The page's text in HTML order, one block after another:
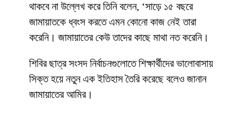
থাকবে না উল্লেখ করে তিনি বলেন, ‘সাড়ে ১৫ বছরে
জামায়াতকে ধ্বংস করতে এমন কোনো কাজ নেই তারা
করেনি। জামায়াতের কেউ তাদের কাছে মাথা নত করেনি।
শিবির ছাত্র সংসদ নির্বাচনগুলোতে শিক্ষার্থীদের ভালোবাসায়
সিক্ত হয়ে নতুন এক ইতিহাস তৈরি করেছে বলেও জানান
জামায়াতের আমির।